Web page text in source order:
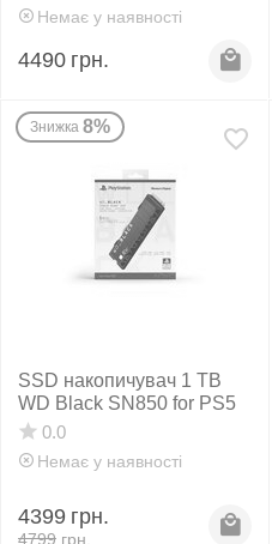
Немає у наявності
4490 грн.
Знижка 8%
SSD накопичувач 1 TB
WD Black SN850 for PS5
0.0
Немає у наявності
4799 грн.
4399 грн.